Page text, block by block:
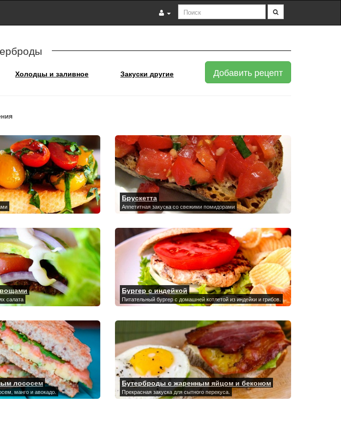
Добавить рецепт
Холодцы и заливное Закуски другие
Брускетта
Аппетитная закуска со свежими помидорами
салата
Бургер с индейкой
Питательный бургер с домашней котлетой из индейки и грибов.
лососем
манго и авокадо.
Бутерброды с жаренным яйцом и беконом
Прекрасная закуска для сытного перекуса.